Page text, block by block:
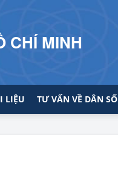
CHÍ MINH
LIỆU TƯ VẤN VỀ DÂN SỐ